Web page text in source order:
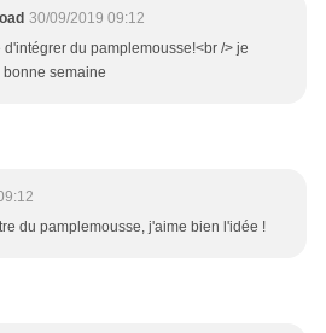
30/09/2019 09:12
du pamplemousse!<br /> je
semaine
du pamplemousse, j'aime bien l'idée !